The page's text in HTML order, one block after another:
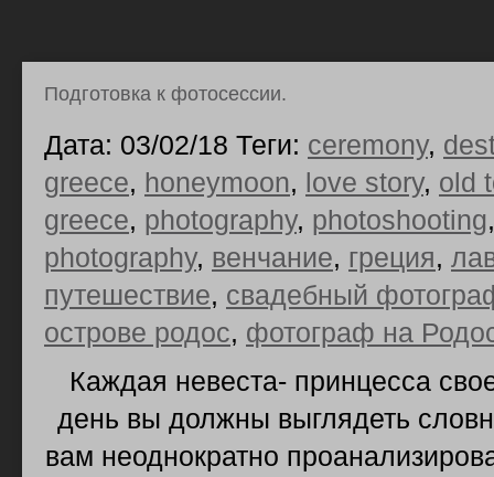
Подготовка к фотосессии.
Дата: 03/02/18 Теги: ceremony,
greece, honeymoon, love story, old
greece, photography, photoshooting
photography, венчание, греция,
путешествие, свадебный
острове родос, фотограф на
Каждая невеста- принцесса
день вы должны выглядеть
вам неоднократно